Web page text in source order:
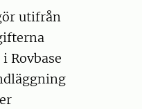
utifrån
Rovbase